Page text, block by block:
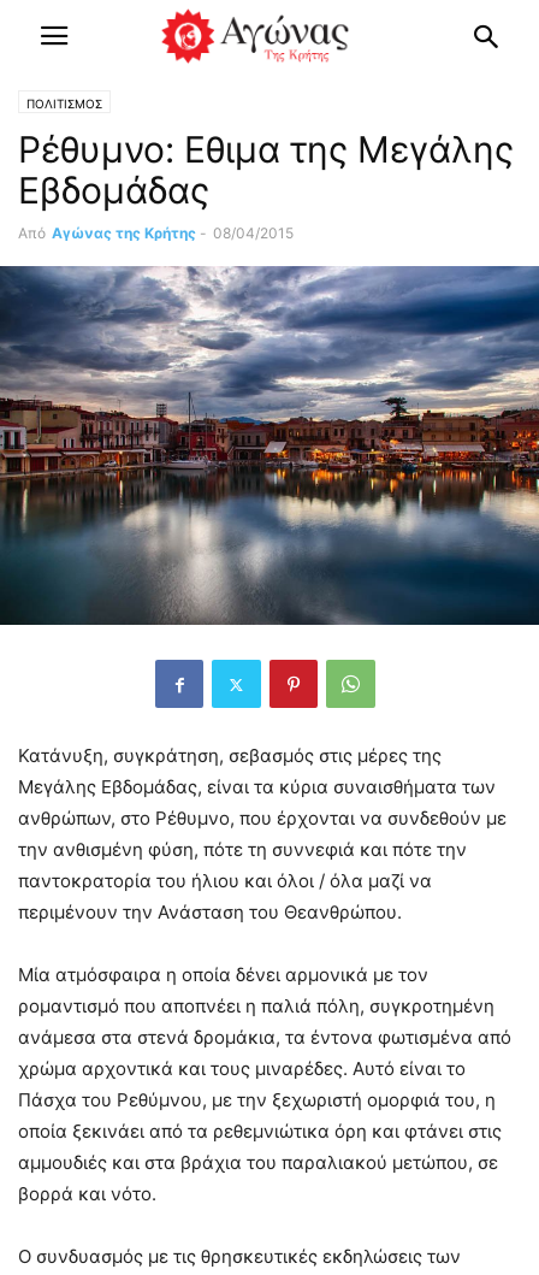
ΠΟΛΙΤΙΣΜΟΣ
Ρέθυμνο: Εθιμα της Μεγάλης
Εβδομάδας
Από Αγώνας της Κρήτης - 08/04/2015
Κατάνυξη, συγκράτηση, σεβασμός στις μέρες της
Μεγάλης Εβδομάδας, είναι τα κύρια συναισθήματα των
ανθρώπων, στο Ρέθυμνο, που έρχονται να συνδεθούν με
την ανθισμένη φύση, πότε τη συννεφιά και πότε την
παντοκρατορία του ήλιου και όλοι / όλα μαζί να
περιμένουν την Ανάσταση του Θεανθρώπου.
Μία ατμόσφαιρα η οποία δένει αρμονικά με τον
ρομαντισμό που αποπνέει η παλιά πόλη, συγκροτημένη
ανάμεσα στα στενά δρομάκια, τα έντονα φωτισμένα από
χρώμα αρχοντικά και τους μιναρέδες. Αυτό είναι το
Πάσχα του Ρεθύμνου, με την ξεχωριστή ομορφιά του, η
οποία ξεκινάει από τα ρεθεμνιώτικα όρη και φτάνει στις
αμμουδιές και στα βράχια του παραλιακού μετώπου, σε
βορρά και νότο.
Ο συνδυασμός με τις θρησκευτικές εκδηλώσεις των